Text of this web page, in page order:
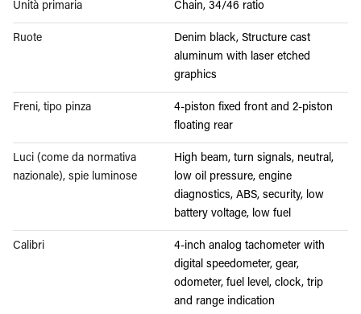
Unità primaria Chain, 34/46 ratio
Ruote
Denim black, Structure cast
aluminum with laser etched
graphics
Freni, tipo pinza
4-piston fixed front and 2-piston
floating rear
Luci (come da normativa
nazionale), spie luminose
High beam, turn signals, neutral,
low oil pressure, engine
diagnostics, ABS, security, low
battery voltage, low fuel
Calibri
4-inch analog tachometer with
digital speedometer, gear,
odometer, fuel level, clock, trip
and range indication